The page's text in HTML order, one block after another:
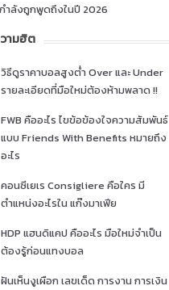
ำลังถูกพูดถึงในปี 2026
ามฮิต
วิธีดูราคาบอลสูงต่ำ Over และ Under
รายละเอียดที่มือใหม่ต้องห้ามพลาด !!
FWB คืออะไร ไขข้อข้องใจความสัมพันธ์
แบบ Friends With Benefits หมายถึง
อะไร
คอนซีเยเร Consigliere คือใคร มี
ตำแหน่งอะไรใน แก๊งมาเฟีย
HDP แฮนดิแคป คืออะไร มือใหม่จำเป็น
ต้องรู้ก่อนแทงบอล
ฝันเห็นงูเผือก เลขเด็ด การงาน การเงิน